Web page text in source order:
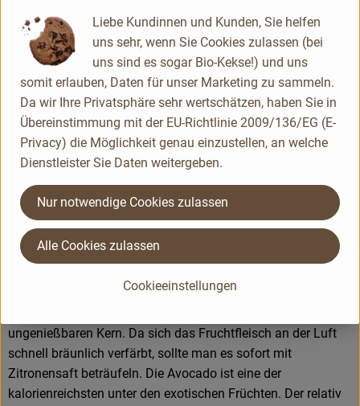
Dabei dürfen sie nicht in der Sonne liegen, da das
Fruchtfleisch dann bitter und somit ungenießbar wird. Der
Reifungsprozess lässt sich beschleunigen, indem man die
Früchte in Zeitungspapier einwickelt. Reife Avocados geben
auf Fingerdruck leicht nach; das Fruchtfleisch hat dann
einen milden, nussartigen Geschmack und lässt sich wie
Butter streichen.
In Israel, wo die Avocado seit 1920 angebaut wird, nennt
man sie die "Frucht der tausend Möglichkeiten". Sie wird
meist pikant gewürzt, aber auch für Eis und Desserts
verwendet.
Bei der Zubereitung schneidet man die Avocado längs auf,
ungenießbaren Kern. Da sich das Fruchtfleisch an der Luft
schnell bräunlich verfärbt, sollte man es sofort mit
Zitronensaft beträufeln. Die Avocado ist eine der
kalorienreichsten unter den exotischen Früchten. Der relativ
Liebe Kundinnen und Kunden, Sie helfen
uns sehr, wenn Sie Cookies zulassen (bei
uns sind es sogar Bio-Kekse!) und uns
somit erlauben, Daten für unser Marketing zu sammeln.
Da wir Ihre Privatsphäre sehr wertschätzen, haben Sie in
Übereinstimmung mit der EU-Richtlinie 2009/136/EG (E-
Privacy) die Möglichkeit genau einzustellen, an welche
Dienstleister Sie Daten weitergeben.
Cookieeinstellungen
Nur notwendige Cookies zulassen
Alle Cookies zulassen